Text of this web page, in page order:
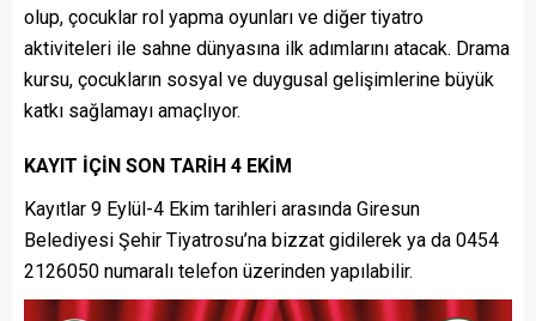
olup, çocuklar rol yapma oyunları ve diğer tiyatro
aktiviteleri ile sahne dünyasına ilk adımlarını atacak. Drama
kursu, çocukların sosyal ve duygusal gelişimlerine büyük
katkı sağlamayı amaçlıyor.
KAYIT İÇİN SON TARİH 4 EKİM
Kayıtlar 9 Eylül-4 Ekim tarihleri arasında Giresun
Belediyesi Şehir Tiyatrosu’na bizzat gidilerek ya da 0454
2126050 numaralı telefon üzerinden yapılabilir.